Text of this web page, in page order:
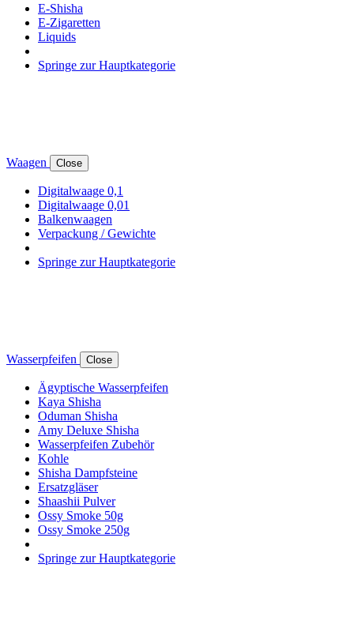
E-Shisha
E-Zigaretten
Liquids
Springe zur Hauptkategorie
Waagen Close
Digitalwaage 0,1
Digitalwaage 0,01
Balkenwaagen
Verpackung / Gewichte
Springe zur Hauptkategorie
Wasserpfeifen Close
Ägyptische Wasserpfeifen
Kaya Shisha
Oduman Shisha
Amy Deluxe Shisha
Wasserpfeifen Zubehör
Kohle
Shisha Dampfsteine
Ersatzgläser
Shaashii Pulver
Ossy Smoke 50g
Ossy Smoke 250g
Springe zur Hauptkategorie